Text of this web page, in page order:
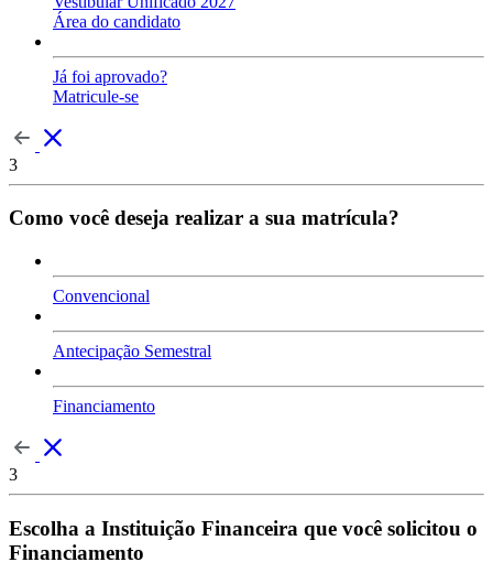
Área do candidato
Já foi aprovado?
Matricule-se
3
Como você deseja realizar a sua matrícula?
Convencional
Antecipação Semestral
Financiamento
3
Escolha a Instituição Financeira que você solicitou o
Financiamento